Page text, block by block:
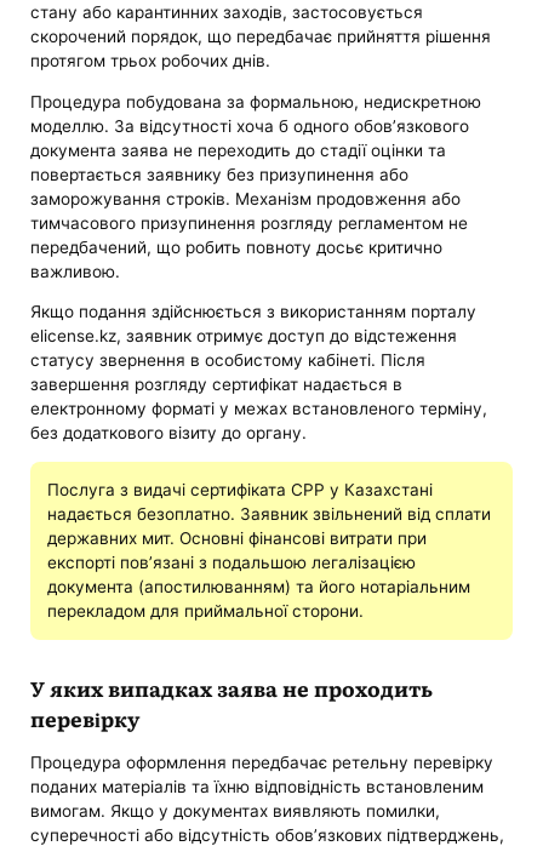
стану або карантинних заходів, застосовується
скорочений порядок, що передбачає прийняття рішення
протягом трьох робочих днів.
Процедура побудована за формальною, недискретною
моделлю. За відсутності хоча б одного обов’язкового
документа заява не переходить до стадії оцінки та
повертається заявнику без призупинення або
заморожування строків. Механізм продовження або
тимчасового призупинення розгляду регламентом не
передбачений, що робить повноту досьє критично
важливою.
Якщо подання здійснюється з використанням порталу
elicense.kz, заявник отримує доступ до відстеження
статусу звернення в особистому кабінеті. Після
завершення розгляду сертифікат надається в
електронному форматі у межах встановленого терміну,
без додаткового візиту до органу.
Послуга з видачі сертифіката CPP у Казахстані
надається безоплатно. Заявник звільнений від сплати
державних мит. Основні фінансові витрати при
експорті пов’язані з подальшою легалізацією
документа (апостилюванням) та його нотаріальним
перекладом для приймальної сторони.
У яких випадках заява не проходить
перевірку
Процедура оформлення передбачає ретельну перевірку
поданих матеріалів та їхню відповідність встановленим
вимогам. Якщо у документах виявляють помилки,
суперечності або відсутність обов’язкових підтверджень,